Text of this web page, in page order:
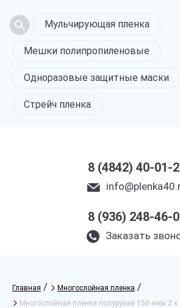
Мульчирующая пленка
Мешки полипропиленовые
Одноразовые защитные маски
Стрейч пленка
8 (4842) 40-01-
8 (936) 248-46-
Заказать
Главная / Многослойная пленка /
Многослойная пленка полурукав 150 мкм 2 х